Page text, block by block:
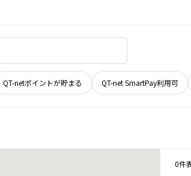
QT-netポイントが貯まる QT-net SmartPay利用可
0件